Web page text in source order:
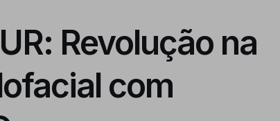
Revolução na
com